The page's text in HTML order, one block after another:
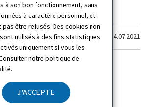
à son bon fonctionnement, sans
à caractère personnel, et
pas être refusés. Des cookies non
utilisés à des fins statistiques
uniquement si vous les
notrepolitique de
.
J'ACCEPTE
Dernière modification le 14.07.2021
2021
30 page(s)